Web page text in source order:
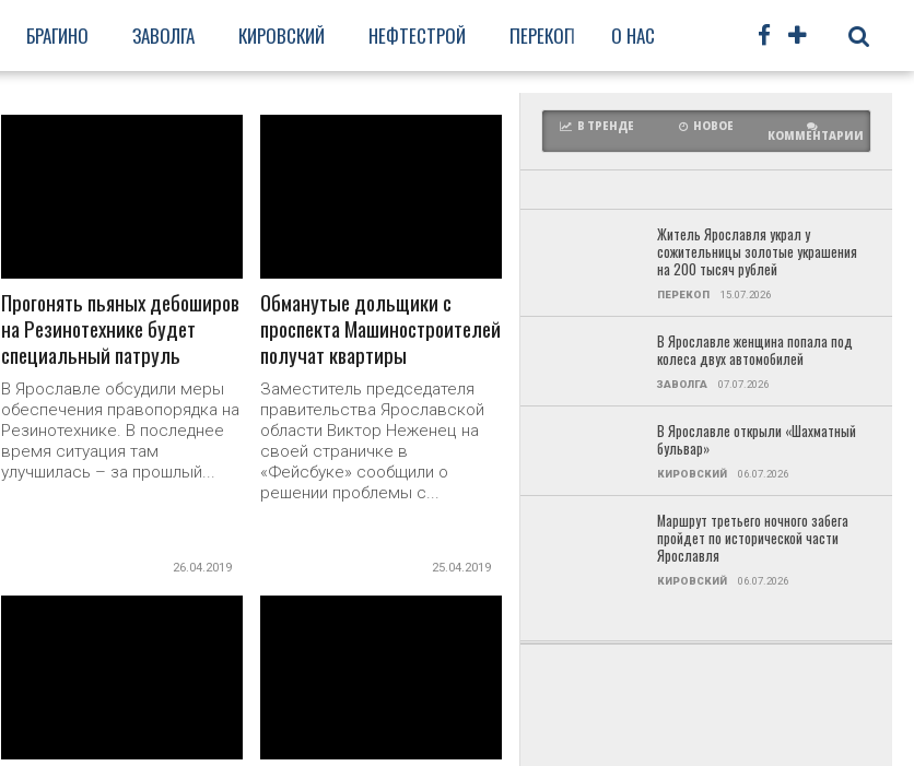
БРАГИНО ЗАВОЛГА КИРОВСКИЙ НЕФТЕСТРОЙ ПЕРЕКОП ПЯТЕРКА ФРУНЗЕНСКИЙ
О НАС
Прогонять пьяных дебоширов
на Резинотехнике будет
специальный патруль
В Ярославле обсудили меры
обеспечения правопорядка на
Резинотехнике. В последнее
время ситуация там
улучшилась – за прошлый...
26.04.2019
Обманутые дольщики с
проспекта Машиностроителей
получат квартиры
Заместитель председателя
правительства Ярославской
области Виктор Неженец на
своей страничке в
«Фейсбуке» сообщили о
решении проблемы с...
25.04.2019
В ТРЕНДЕ НОВОЕ
КОММЕНТАРИИ
Житель Ярославля украл у
сожительницы золотые украшения
на 200 тысяч рублей
ПЕРЕКОП 15.07.2026
В Ярославле женщина попала под
колеса двух автомобилей
ЗАВОЛГА 07.07.2026
В Ярославле открыли «Шахматный
бульвар»
КИРОВСКИЙ 06.07.2026
Маршрут третьего ночного забега
пройдет по исторической части
Ярославля
КИРОВСКИЙ 06.07.2026